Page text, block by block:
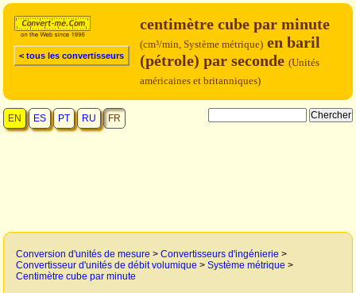
< tous les convertisseurs
centimètre cube par minute
(cm³/min, Système métrique) en baril
(pétrole) par seconde (Unités
américaines et britanniques)
EN ES PT RU FR
Conversion d'unités de mesure > Convertisseurs d'ingénierie >
Convertisseur d'unités de débit volumique > Système métrique >
Centimètre cube par minute